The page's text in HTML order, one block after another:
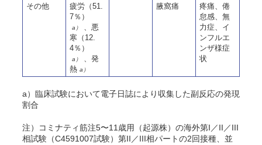
その他
疲労（51.
7％）
a）
、悪
寒（12.
4％）
a）
、発
熱 a）
腋窩痛
疼痛、倦
怠感、無
力症、イ
ンフルエ
ンザ様症
状
a）臨床試験において電子日誌により収集した副反応の発現
割合
注）コミナティ筋注5〜11歳用（起源株）の海外第I／II／III
相試験（C4591007試験）第II／III相パートの2回接種 、並